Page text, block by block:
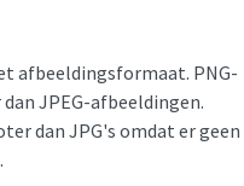
afbeeldingsformaat. PNG-
JPEG-afbeeldingen.
dan JPG's omdat er geen